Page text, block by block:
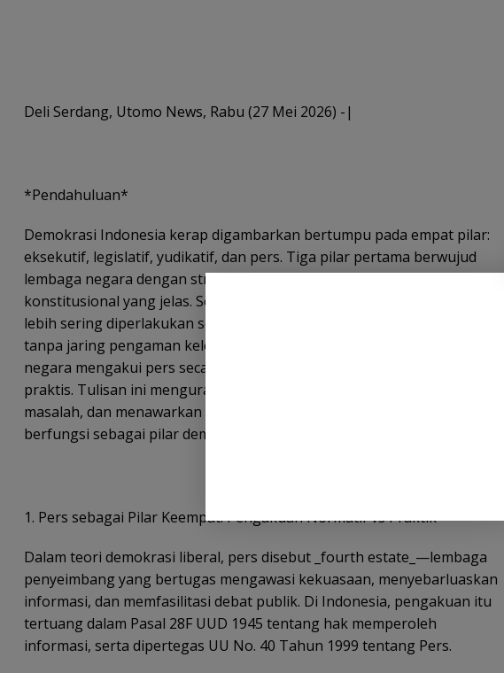
Deli Serdang, Utomo News, Rabu (27 Mei 2026) -|
*Pendahuluan*
Demokrasi Indonesia kerap digambarkan bertumpu pada empat pilar:
eksekutif, legislatif, yudikatif, dan pers. Tiga pilar pertama berwujud
lembaga negara dengan struktur, anggaran, dan kewenangan
konstitusional yang jelas. Sementara pers, meski disebut pilar keempat,
lebih sering diperlakukan sebagai “penyeimbang luar” yang bekerja
tanpa jaring pengaman kelembagaan. Akibatnya, muncul kritik bahwa
negara mengakui pers secara normatif, tetapi mengucilkannya secara
praktis. Tulisan ini mengurai kesenjangan tersebut, menganalisis akar
masalah, dan menawarkan solusi konkret agar pers benar-benar
berfungsi sebagai pilar demokrasi yang setara.
1. Pers sebagai Pilar Keempat: Pengakuan Normatif vs Praktik
Dalam teori demokrasi liberal, pers disebut _fourth estate_—lembaga
penyeimbang yang bertugas mengawasi kekuasaan, menyebarluaskan
informasi, dan memfasilitasi debat publik. Di Indonesia, pengakuan itu
tertuang dalam Pasal 28F UUD 1945 tentang hak memperoleh
informasi, serta dipertegas UU No. 40 Tahun 1999 tentang Pers.